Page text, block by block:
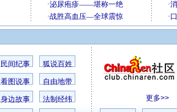
民间纪事 狐说百姓
看图说事 自由地带
身边故事 法制经纬 更多>>